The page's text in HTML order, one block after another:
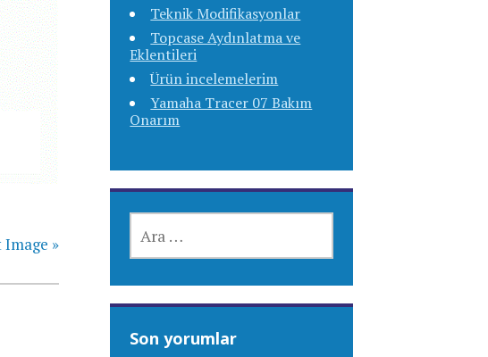
»
Teknik Modifikasyonlar
Topcase Aydınlatma ve
Eklentileri
Ürün incelemelerim
Yamaha Tracer 07 Bakım
Onarım
Son yorumlar